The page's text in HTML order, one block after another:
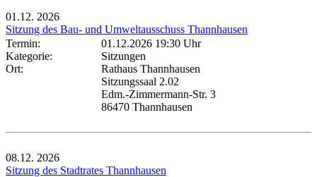
01.12. 2026
Sitzung des Bau- und Umweltausschuss Thannhausen
Termin:
01.12.2026 19:30 Uhr
Kategorie:
Sitzungen
Ort:
Rathaus Thannhausen
Sitzungssaal 2.02
Edm.-Zimmermann-Str. 3
86470 Thannhausen
08.12. 2026
Sitzung des Stadtrates Thannhausen